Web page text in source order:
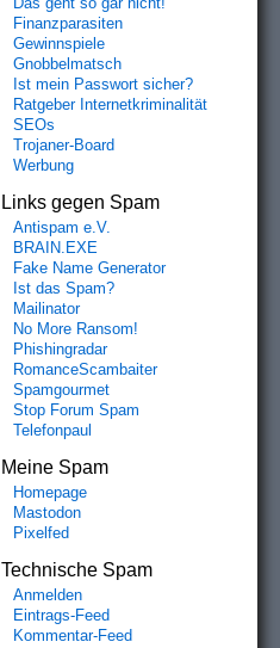
Das geht so gar nicht!
Finanzparasiten
Gewinnspiele
Gnobbelmatsch
Ist mein Passwort sicher?
Ratgeber Internetkriminalität
SEOs
Trojaner-Board
Werbung
Links gegen Spam
Antispam e.V.
BRAIN.EXE
Fake Name Generator
Ist das Spam?
Mailinator
No More Ransom!
Phishingradar
RomanceScambaiter
Spamgourmet
Stop Forum Spam
Telefonpaul
Meine Spam
Homepage
Mastodon
Pixelfed
Technische Spam
Anmelden
Eintrags-Feed
Kommentar-Feed